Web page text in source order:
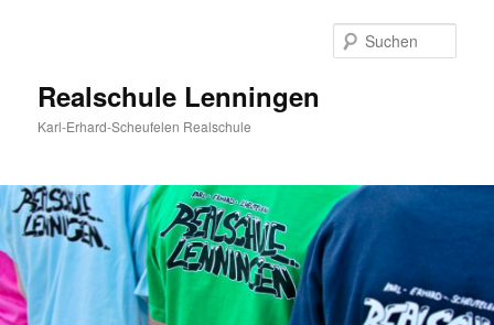
Realschule Lenningen
Karl-Erhard-Scheufelen Realschule